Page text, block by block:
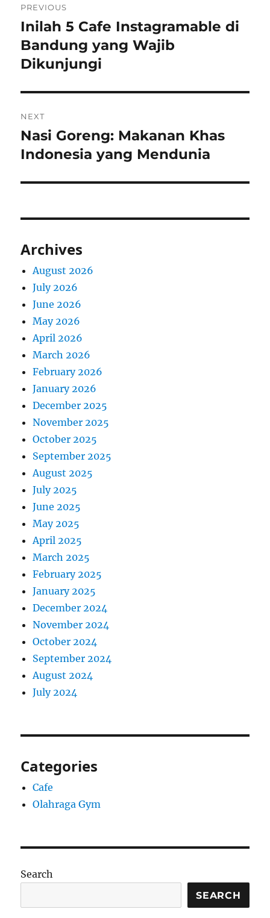
navigation
PREVIOUS
Previous
post:
Inilah 5 Cafe Instagramable di
Bandung yang Wajib
Dikunjungi
NEXT
Next
post:
Nasi Goreng: Makanan Khas
Indonesia yang Mendunia
Archives
August 2026
July 2026
June 2026
May 2026
April 2026
March 2026
February 2026
January 2026
December 2025
November 2025
October 2025
September 2025
August 2025
July 2025
June 2025
May 2025
April 2025
March 2025
February 2025
January 2025
December 2024
November 2024
October 2024
September 2024
August 2024
July 2024
Categories
Cafe
Olahraga Gym
Search
SEARCH